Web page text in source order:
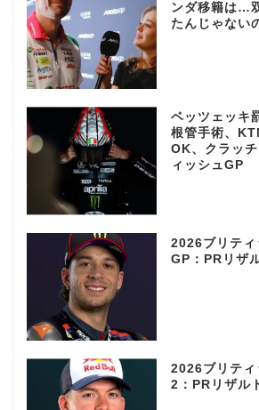
ンダ移籍は…
たんじゃない
ベッツェッキ
根管手術、
OK、クラッ
ィッシュGP
2026ブリティ
GP：PRリザ
2026ブリティ
2：PRリザル